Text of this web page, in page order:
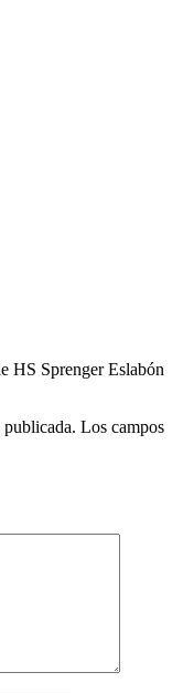
HS Sprenger Eslabón
Los campos